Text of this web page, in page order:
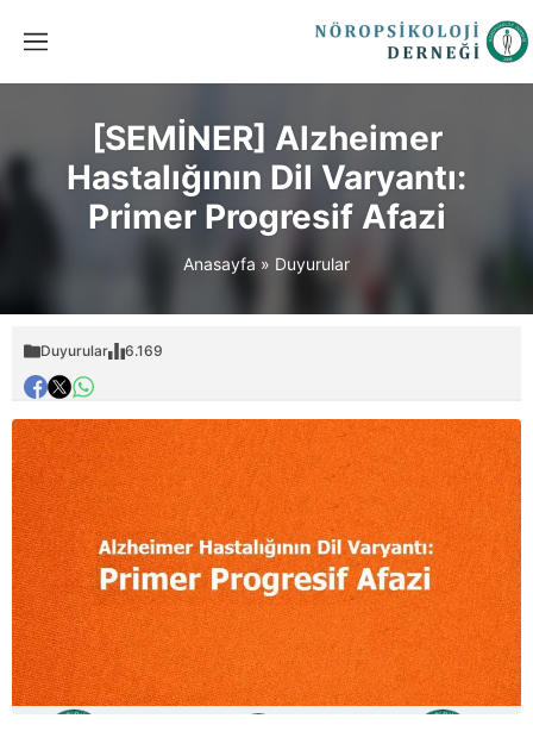
[SEMİNER] Alzheimer
Hastalığının Dil Varyantı:
Primer Progresif Afazi
Anasayfa » Duyurular
Duyurular 6.169